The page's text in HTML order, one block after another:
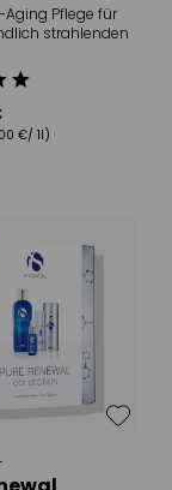
Pflege für
strahlenden
€/ 1l)